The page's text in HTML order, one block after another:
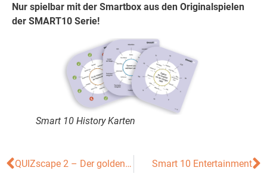
Nur spielbar mit der Smartbox aus den Originalspielen
der SMART10 Serie!
Smart 10 History Karten
QUIZscape 2 – Der goldene Buchstabe Smart 10 Entertainment